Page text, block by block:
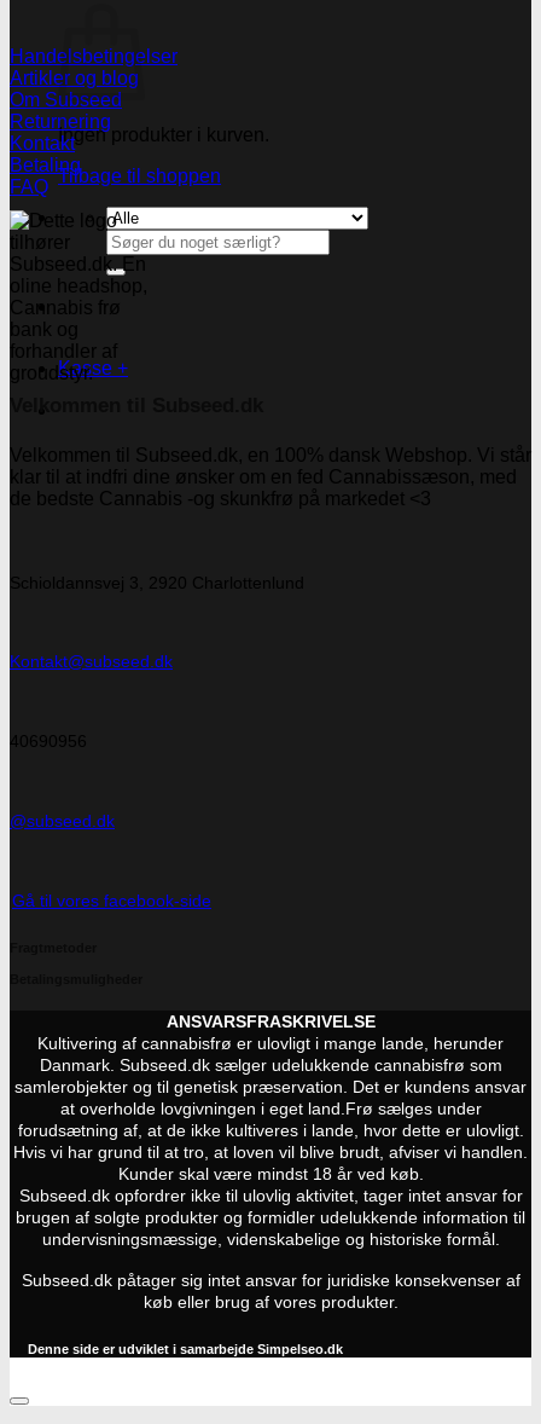
Ingen produkter i kurven.
Tilbage til shoppen
Søg
efter:
Kasse +
Handelsbetingelser
Artikler og blog
Om Subseed
Returnering
Kontakt
Betaling
FAQ
Velkommen til Subseed.dk, en 100% dansk Webshop. Vi står
klar til at indfri dine ønsker om en fed Cannabissæson, med
de bedste Cannabis -og skunkfrø på markedet <3
Schioldannsvej 3, 2920 Charlottenlund
Kontakt@subseed.dk
40690956
@subseed.dk
Gå til vores facebook-side
ANSVARSFRASKRIVELSE
Kultivering af cannabisfrø er ulovligt i mange lande, herunder
Danmark. Subseed.dk sælger udelukkende cannabisfrø som
samlerobjekter og til genetisk præservation. Det er kundens ansvar
at overholde lovgivningen i eget land. Frø sælges under
forudsætning af, at de ikke kultiveres i lande, hvor dette er ulovligt.
Hvis vi har grund til at tro, at loven vil blive brudt, afviser vi handlen.
Kunder skal være mindst 18 år ved køb.
Subseed.dk opfordrer ikke til ulovlig aktivitet, tager intet ansvar for
brugen af solgte produkter og formidler udelukkende information til
undervisningsmæssige, videnskabelige og historiske formål.
Subseed.dk påtager sig intet ansvar for juridiske konsekvenser af
køb eller brug af vores produkter.
Denne side er udviklet i samarbejde Simpelseo.dk